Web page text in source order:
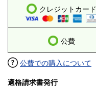
クレジットカード
公費
公費での購入について
適格請求書発行